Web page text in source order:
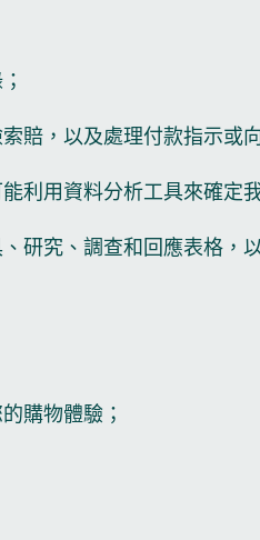
賠，以及處理付款指示或
利用資料分析工具來確定
研究、調查和回應表格，
購物體驗；